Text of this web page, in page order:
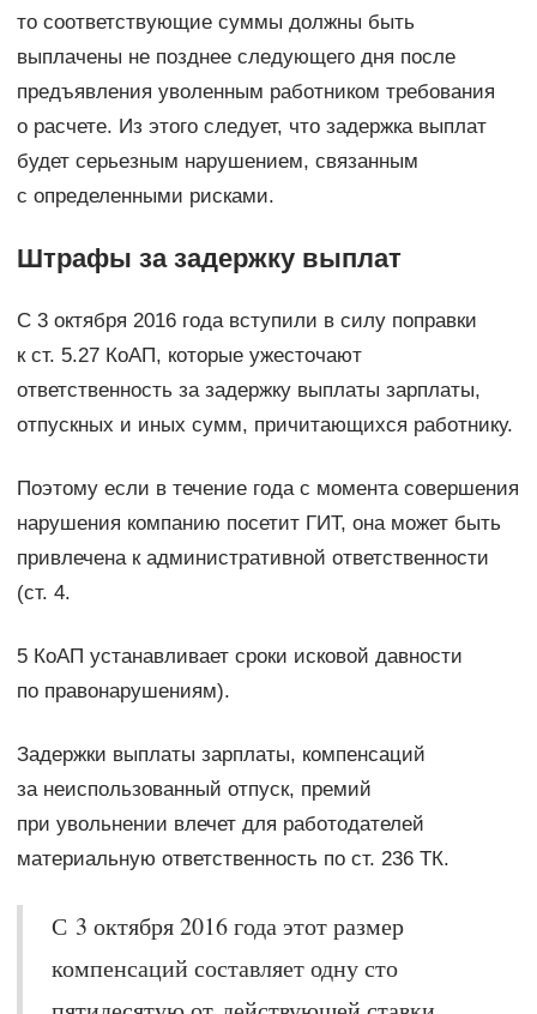
то соответствующие суммы должны быть
выплачены не позднее следующего дня после
предъявления уволенным работником требования
о расчете. Из этого следует, что задержка выплат
будет серьезным нарушением, связанным
с определенными рисками.
Штрафы за задержку выплат
С 3 октября 2016 года вступили в силу поправки
к ст. 5.27 КоАП, которые ужесточают
ответственность за задержку выплаты зарплаты,
отпускных и иных сумм, причитающихся работнику.
Поэтому если в течение года с момента совершения
нарушения компанию посетит ГИТ, она может быть
привлечена к административной ответственности
(ст. 4.
5 КоАП устанавливает сроки исковой давности
по правонарушениям).
Задержки выплаты зарплаты, компенсаций
за неиспользованный отпуск, премий
при увольнении влечет для работодателей
материальную ответственность по ст. 236 ТК.
С 3 октября 2016 года этот размер
компенсаций составляет одну сто